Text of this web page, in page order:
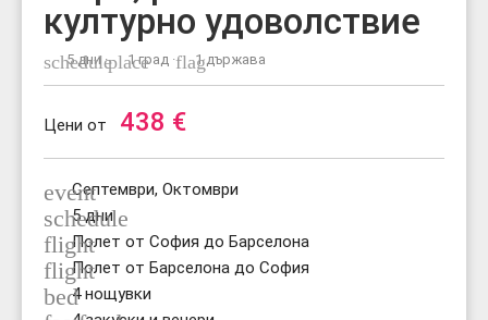
културно удоволствие
schedule
5 дни ·place1 град ·flag1 държава
Цени от 438 €
event
Септември, Октомври
schedule
5 дни
flightПолет от София до Барселона
flightПолет от Барселона до София
bed4 нощувки